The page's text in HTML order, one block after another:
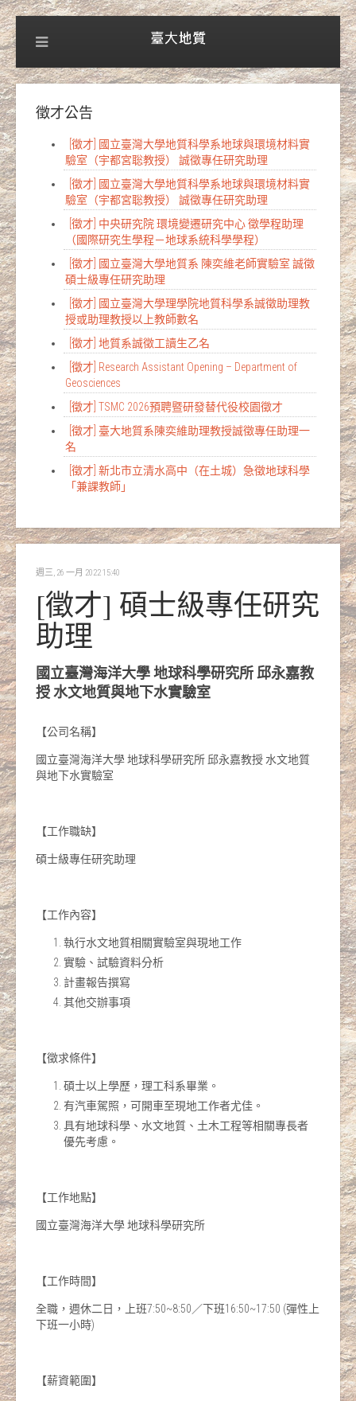
徵才公告
[徵才] 國立臺灣大學地質科學系地球與環境材料實
驗室（宇都宮聡教授） 誠徵專任研究助理
[徵才] 國立臺灣大學地質科學系地球與環境材料實
驗室（宇都宮聡教授） 誠徵專任研究助理
[徵才] 中央研究院 環境變遷研究中心 徵學程助理
（國際研究生學程－地球系統科學學程）
[徵才] 國立臺灣大學地質系 陳奕維老師實驗室 誠徵
碩士級專任研究助理
[徵才] 國立臺灣大學理學院地質科學系誠徵助理教
授或助理教授以上教師數名
[徵才] 地質系誠徵工讀生乙名
[徵才] Research Assistant Opening – Department of
Geosciences
[徵才] TSMC 2026預聘暨研發替代役校園徵才
[徵才] 臺大地質系陳奕維助理教授誠徵專任助理一
名
[徵才] 新北市立清水高中（在土城）急徵地球科學
「兼課教師」
週三, 26 一月 2022 15:40
[徵才] 碩士級專任研究
助理
國立臺灣海洋大學 地球科學研究所 邱永嘉教
授 水文地質與地下水實驗室
【公司名稱】
國立臺灣海洋大學 地球科學研究所 邱永嘉教授 水文地質
與地下水實驗室
【工作職缺】
碩士級專任研究助理
【工作內容】
執行水文地質相關實驗室與現地工作
實驗、試驗資料分析
計畫報告撰寫
其他交辦事項
【徵求條件】
碩士以上學歷，理工科系畢業。
有汽車駕照，可開車至現地工作者尤佳。
具有地球科學、水文地質、土木工程等相關專長者
優先考慮。
【工作地點】
國立臺灣海洋大學 地球科學研究所
【工作時間】
全職，週休二日，上班7:50~8:50／下班16:50~17:50 (彈性上
下班一小時)
【薪資範圍】